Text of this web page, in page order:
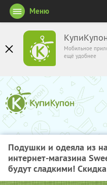
Мобильное
ещё удобнее
Меню
Подушки и одеяла из
интернет-магазина
будут сладкими!